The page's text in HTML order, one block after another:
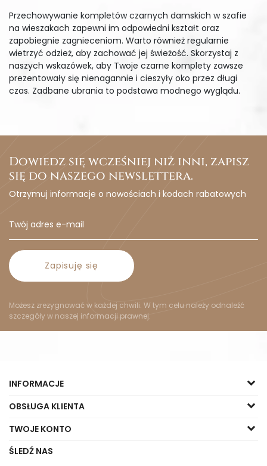
Przechowywanie kompletów czarnych damskich w szafie
na wieszakach zapewni im odpowiedni kształt oraz
zapobiegnie zagnieceniom. Warto również regularnie
wietrzyć odzież, aby zachować jej świeżość. Skorzystaj z
naszych wskazówek, aby Twoje czarne komplety zawsze
prezentowały się nienagannie i cieszyły oko przez długi
czas. Zadbane ubrania to podstawa modnego wyglądu.
Dowiedz się wcześniej niż inni, zapisz
się do naszego newslettera.
Otrzymuj informacje o nowościach i kodach rabatowych
Zapisuję się
Możesz zrezygnować w każdej chwili. W tym celu należy odnaleźć
szczegóły w naszej informacji prawnej.
INFORMACJE
OBSŁUGA KLIENTA
TWOJE KONTO
ŚLEDŹ NAS